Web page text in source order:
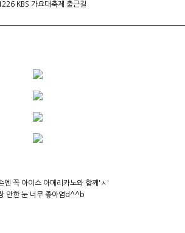
KBS 가요대축제 출근길
엔 꼭 아이스 아메리카노와 함께'ㅅ'
안한 눈 너무 좋아염d^^b